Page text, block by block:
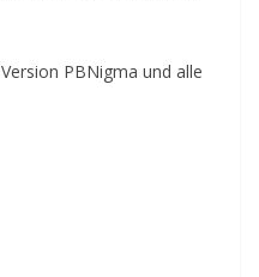
Version PBNigma und alle